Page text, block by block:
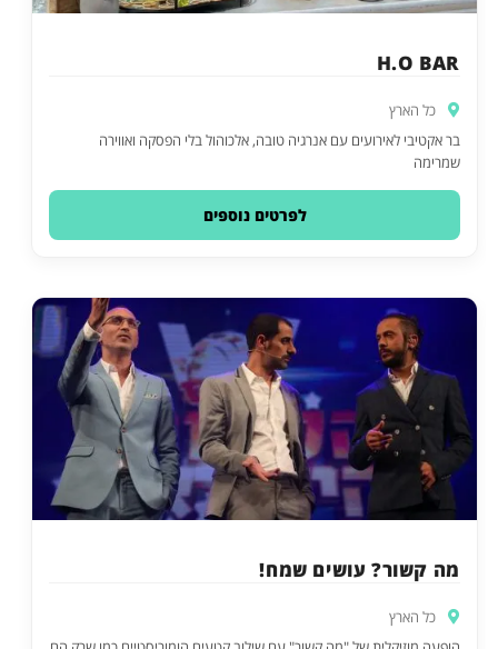
H.O BAR
כל הארץ
בר אקטיבי לאירועים עם אנרגיה טובה, אלכוהול בלי הפסקה ואווירה
שמרימה
לפרטים נוספים
מה קשור? עושים שמח!
כל הארץ